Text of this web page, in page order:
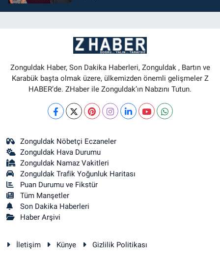
Zonguldak Haber, Son Dakika Haberleri, Zonguldak , Bartın ve
Karabük başta olmak üzere, ülkemizden önemli gelişmeler Z
HABER’de. ZHaber ile Zonguldak’ın Nabzını Tutun.
Zonguldak Nöbetçi Eczaneler
Zonguldak Hava Durumu
Zonguldak Namaz Vakitleri
Zonguldak Trafik Yoğunluk Haritası
Puan Durumu ve Fikstür
Tüm Manşetler
Son Dakika Haberleri
Haber Arşivi
İletişim Künye Gizlilik Politikası